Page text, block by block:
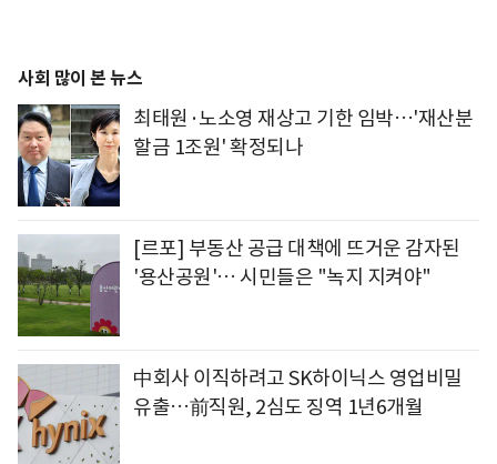
사회 많이 본 뉴스
최태원·노소영 재상고 기한 임박…'재산분
할금 1조원' 확정되나
[르포] 부동산 공급 대책에 뜨거운 감자된
'용산공원'… 시민들은 "녹지 지켜야"
中회사 이직하려고 SK하이닉스 영업비밀
유출…前직원, 2심도 징역 1년6개월